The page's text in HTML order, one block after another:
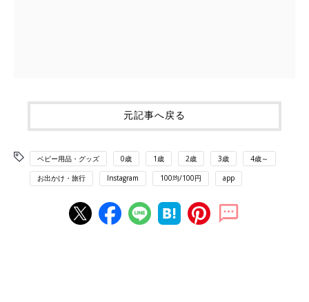
元記事へ戻る
ベビー用品・グッズ 0歳 1歳 2歳 3歳 4歳～
お出かけ・旅行 Instagram 100均/100円 app